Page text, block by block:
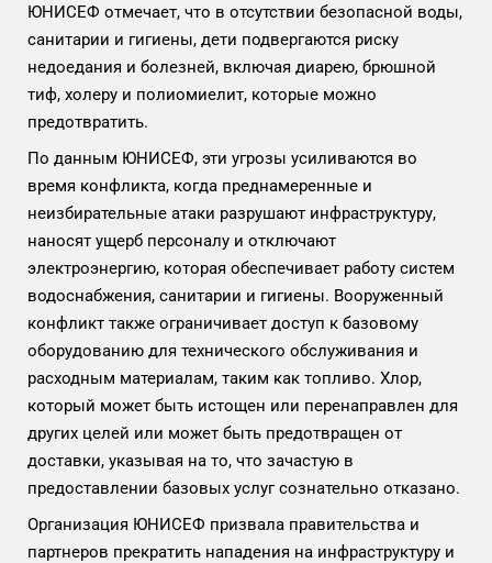
ЮНИСЕФ отмечает, что в отсутствии безопасной воды,
санитарии и гигиены, дети подвергаются риску
недоедания и болезней, включая диарею, брюшной
тиф, холеру и полиомиелит, которые можно
предотвратить.
По данным ЮНИСЕФ, эти угрозы усиливаются во
время конфликта, когда преднамеренные и
неизбирательные атаки разрушают инфраструктуру,
наносят ущерб персоналу и отключают
электроэнергию, которая обеспечивает работу систем
водоснабжения, санитарии и гигиены. Вооруженный
конфликт также ограничивает доступ к базовому
оборудованию для технического обслуживания и
расходным материалам, таким как топливо. Хлор,
который может быть истощен или перенаправлен для
других целей или может быть предотвращен от
доставки, указывая на то, что зачастую в
предоставлении базовых услуг сознательно отказано.
Организация ЮНИСЕФ призвала правительства и
партнеров прекратить нападения на инфраструктуру и